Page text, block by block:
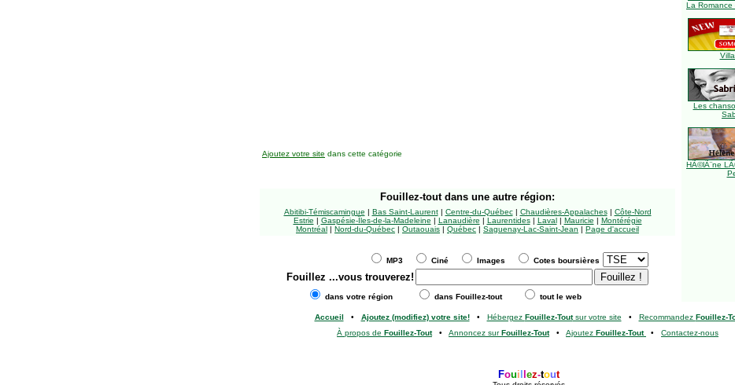
La Romance
Les
HÃ©lÃ¨ne
Ajoutez votre site dans cette catégorie
Fouillez-tout dans une autre région:
Abitibi-Témiscamingue | Bas Saint-Laurent| Centre-du-Québec| Chaudières-Appalaches| Côte-Nord
Estrie | Gaspésie-Îles-de-la-Madeleine | Lanaudière | Laurentides| Laval| Mauricie | Montérégie
Montréal | Nord-du-Québec | Outaouais | Québec | Saguenay-Lac-Saint-Jean | Page d'accueil
MP3 Ciné Images Cotes boursières
Fouillez ...vous trouverez!
dans votre région dans Fouillez-tout tout le web
Accueil • Ajoutez (modifiez) votre site!• Hébergez Fouillez-Toutsur votre site • Recommandez Fouillez-
À propos de Fouillez-Tout• Annoncez surFouillez-Tout• Ajoutez Fouillez-Tout • Contactez-nous
Foui ez-tout